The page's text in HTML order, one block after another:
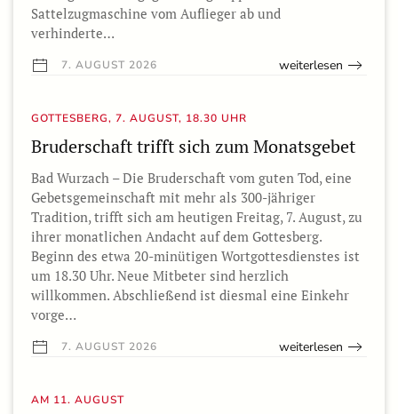
Sattelzugmaschine vom Auflieger ab und
verhinderte…
7. AUGUST 2026 weiterlesen
GOTTESBERG, 7. AUGUST, 18.30 UHR
Bruderschaft trifft sich zum Monatsgebet
Bad Wurzach – Die Bruderschaft vom guten Tod, eine
Gebetsgemeinschaft mit mehr als 300-jähriger
Tradition, trifft sich am heutigen Freitag, 7. August, zu
ihrer monatlichen Andacht auf dem Gottesberg.
Beginn des etwa 20-minütigen Wortgottesdienstes ist
um 18.30 Uhr. Neue Mitbeter sind herzlich
willkommen. Abschließend ist diesmal eine Einkehr
vorge…
7. AUGUST 2026 weiterlesen
AM 11. AUGUST